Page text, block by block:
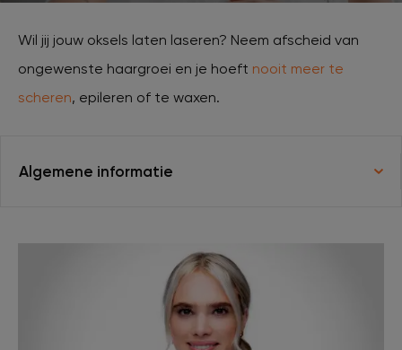
Wil jij jouw oksels laten laseren? Neem afscheid van
ongewenste haargroei en je hoeft nooit meer te
scheren, epileren of te waxen.
Algemene informatie
Huidproblemen